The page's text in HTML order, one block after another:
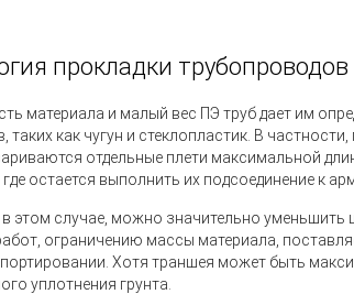
прокладки
материала и малый вес ПЭ труб дает им
таких как чугун и стеклопластик. В
отдельные плети максимальной
остается выполнить их подсоединение к
в этом случае, можно значительно
ограничению массы материала,
Хотя траншея может быть
уплотнения грунта.